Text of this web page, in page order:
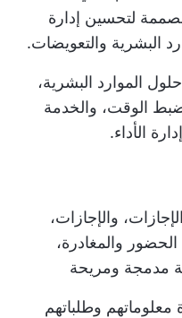
لتحسين إدارة
البشرية والتعويضات.
الموارد البشرية،
الوقت، والخدمة
الأداء.
والإجازات،
والمغادرة،
مدمجة ومريحة
وطلباتهم